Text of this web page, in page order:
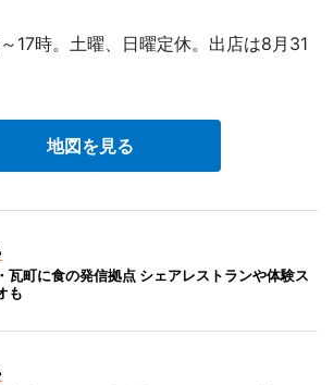
17時。土曜、日曜定休。出店は8月31
地図を見る
瓦町に食の発信拠点 シェアレストランや体験ス
も